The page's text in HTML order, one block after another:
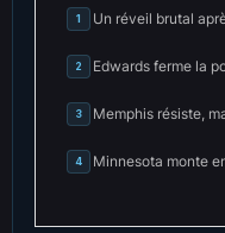
1 Un réveil brutal
2 Edwards ferme la
3 Memphis résiste,
4 Minnesota monte